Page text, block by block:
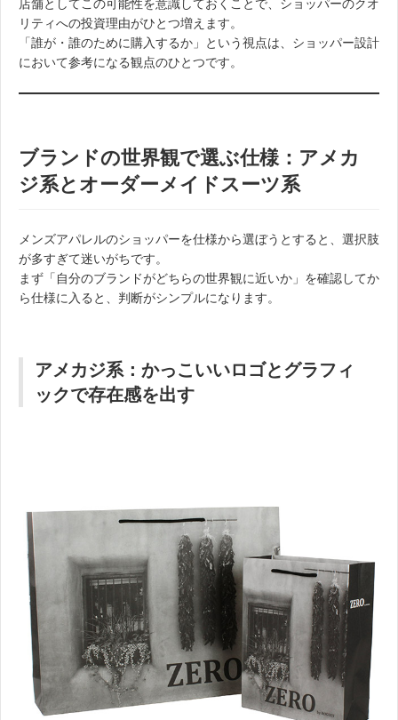
店舗としてこの可能性を意識しておくことで、ショッパーのクオ
リティへの投資理由がひとつ増えます。
「誰が・誰のために購入するか」という視点は、ショッパー設計
において参考になる観点のひとつです。
ブランドの世界観で選ぶ仕様：アメカ
ジ系とオーダーメイドスーツ系
メンズアパレルのショッパーを仕様から選ぼうとすると、選択肢
が多すぎて迷いがちです。
まず「自分のブランドがどちらの世界観に近いか」を確認してか
ら仕様に入ると、判断がシンプルになります。
アメカジ系：かっこいいロゴとグラフィ
ックで存在感を出す